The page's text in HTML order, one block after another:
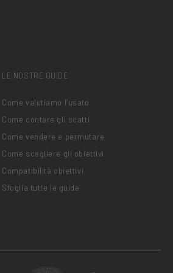
LE NOSTRE GUIDE
Come valutiamo l’usato
Come contare gli scatti
Come vendere e permutare
Come scegliere gli obiettivi
Compatibilità obiettivi
Sfoglia tutte le guide